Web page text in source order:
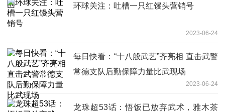
环球关注：吐槽一只红馒头营销号
2023-06-24
每日快看：“十八般武艺”齐亮相 直击武警
常德支队后勤保障力量比武现场
2023-06-24
龙珠超53话：悟饭已放弃武术，雅木茶